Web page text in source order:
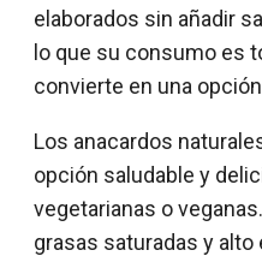
elaborados sin añadir
lo que su consumo es
convierte en una
Los anacardos
opción saludable y
vegetarianas o
grasas saturadas y